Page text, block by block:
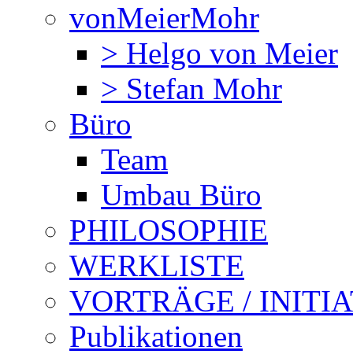
vonMeierMohr
> Helgo von Meier
> Stefan Mohr
Büro
Team
Umbau Büro
PHILOSOPHIE
WERKLISTE
VORTRÄGE /
Publikationen